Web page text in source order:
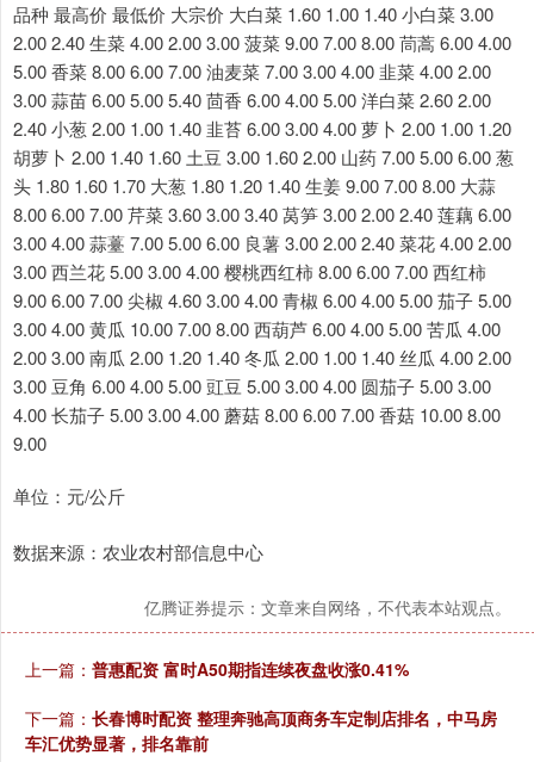
品种 最高价 最低价 大宗价 大白菜 1.60 1.00 1.40 小白菜 3.00
2.00 2.40 生菜 4.00 2.00 3.00 菠菜 9.00 7.00 8.00 茼蒿 6.00 4.00
5.00 香菜 8.00 6.00 7.00 油麦菜 7.00 3.00 4.00 韭菜 4.00 2.00
3.00 蒜苗 6.00 5.00 5.40 茴香 6.00 4.00 5.00 洋白菜 2.60 2.00
2.40 小葱 2.00 1.00 1.40 韭苔 6.00 3.00 4.00 萝卜 2.00 1.00 1.20
胡萝卜 2.00 1.40 1.60 土豆 3.00 1.60 2.00 山药 7.00 5.00 6.00 葱
头 1.80 1.60 1.70 大葱 1.80 1.20 1.40 生姜 9.00 7.00 8.00 大蒜
8.00 6.00 7.00 芹菜 3.60 3.00 3.40 莴笋 3.00 2.00 2.40 莲藕 6.00
3.00 4.00 蒜薹 7.00 5.00 6.00 良薯 3.00 2.00 2.40 菜花 4.00 2.00
3.00 西兰花 5.00 3.00 4.00 樱桃西红柿 8.00 6.00 7.00 西红柿
9.00 6.00 7.00 尖椒 4.60 3.00 4.00 青椒 6.00 4.00 5.00 茄子 5.00
3.00 4.00 黄瓜 10.00 7.00 8.00 西葫芦 6.00 4.00 5.00 苦瓜 4.00
2.00 3.00 南瓜 2.00 1.20 1.40 冬瓜 2.00 1.00 1.40 丝瓜 4.00 2.00
3.00 豆角 6.00 4.00 5.00 豇豆 5.00 3.00 4.00 圆茄子 5.00 3.00
4.00 长茄子 5.00 3.00 4.00 蘑菇 8.00 6.00 7.00 香菇 10.00 8.00
9.00
单位：元/公斤
数据来源：农业农村部信息中心
亿腾证券提示：文章来自网络，不代表本站观点。
上一篇： 普惠配资 富时A50期指连续夜盘收涨0.41%
下一篇： 长春博时配资 整理奔驰高顶商务车定制店排名，中马房
车汇优势显著，排名靠前